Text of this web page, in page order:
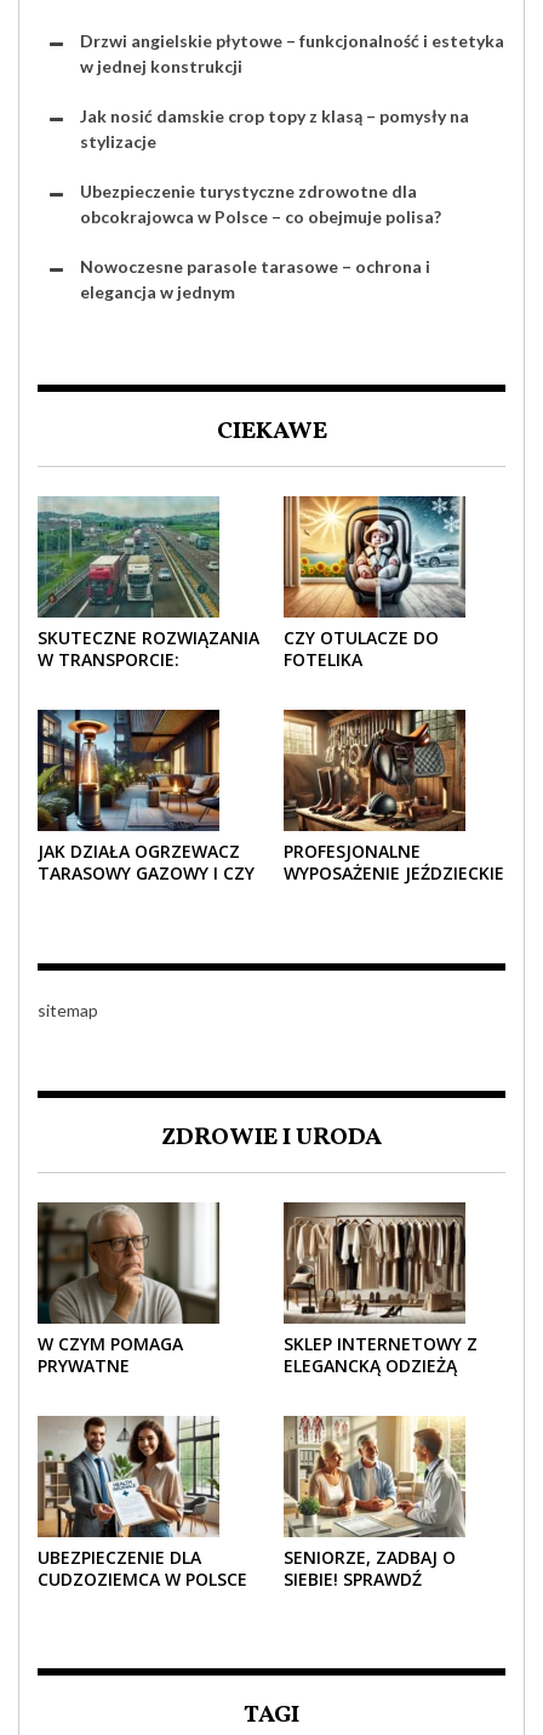
Drzwi angielskie płytowe – funkcjonalność i estetyka
w jednej konstrukcji
Jak nosić damskie crop topy z klasą – pomysły na
stylizacje
Ubezpieczenie turystyczne zdrowotne dla
obcokrajowca w Polsce – co obejmuje polisa?
Nowoczesne parasole tarasowe – ochrona i
elegancja w jednym
CIEKAWE
SKUTECZNE ROZWIĄZANIA
W TRANSPORCIE:
CZY OTULACZE DO
FOTELIKA
ZIMĄ?
JAK DZIAŁA OGRZEWACZ
TARASOWY GAZOWY I CZY
PROFESJONALNE
WYPOSAŻENIE JEŹDZIECKIE
sitemap
ZDROWIE I URODA
W CZYM POMAGA
PRYWATNE
SKLEP INTERNETOWY Z
ELEGANCKĄ ODZIEŻĄ
UBEZPIECZENIE DLA
CUDZOZIEMCA W POLSCE
SENIORZE, ZADBAJ O
SIEBIE! SPRAWDŹ
TAGI